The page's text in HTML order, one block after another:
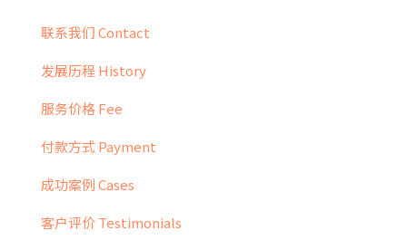
联系我们 Contact
发展历程 History
服务价格 Fee
付款方式 Payment
成功案例 Cases
客户评价 Testimonials